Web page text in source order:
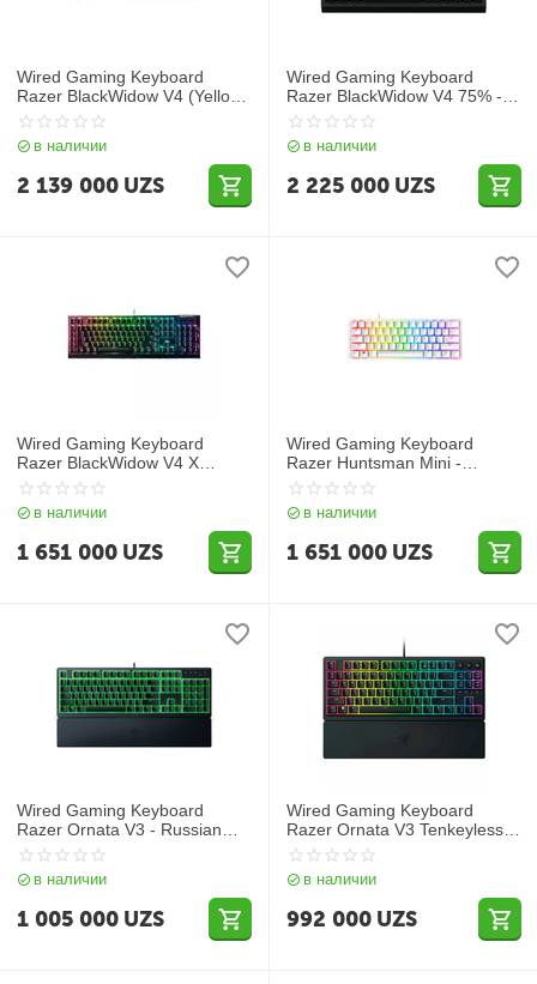
Wired Gaming Keyboard
Razer BlackWidow V4 (Yellow
Switch) - Cyrillic Layout
в наличии
2 139 000 UZS
Wired Gaming Keyboard
Razer BlackWidow V4 75% -
US Layout
в наличии
2 225 000 UZS
Wired Gaming Keyboard
Razer BlackWidow V4 X
(Yellow Switch) - Cyrillic
Layout
в наличии
1 651 000 UZS
Wired Gaming Keyboard
Razer Huntsman Mini -
Mercury Ed. (Red Switch) -
Russian Layout
в наличии
1 651 000 UZS
Wired Gaming Keyboard
Razer Ornata V3 - Russian
Layout
в наличии
1 005 000 UZS
Wired Gaming Keyboard
Razer Ornata V3 Tenkeyless -
Russian Layout
в наличии
992 000 UZS